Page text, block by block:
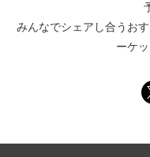
みんなでシェアし合う お
ーケ